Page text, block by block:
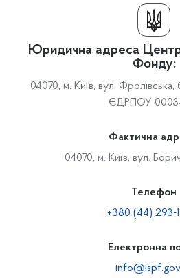
Юридична адреса
Фонду:
04070, м. Київ, вул.
ЄДРПОУ
Фактична
04070, м. Київ, вул.
Телефон
+380 (44) 293-
Електронна